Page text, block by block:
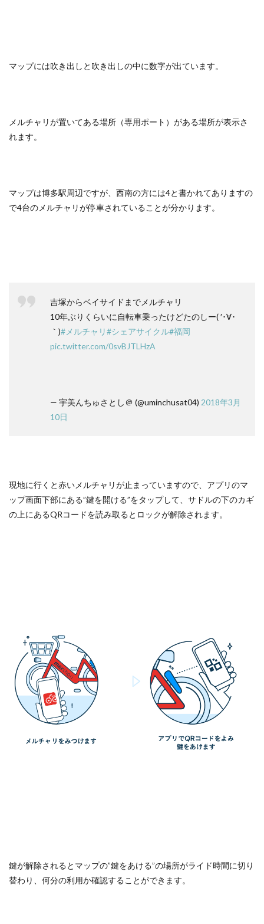
マップには吹き出しと吹き出しの中に数字が出ています。
メルチャリが置いてある場所（専用ポート）がある場所が表示さ
れます。
マップは博多駅周辺ですが、西南の方には4と書かれてありますの
で4台のメルチャリが停車されていることが分かります。
吉塚からベイサイドまでメルチャリ
10年ぶりくらいに自転車乗ったけどたのしー( ′･∀･
｀)#メルチャリ#シェアサイクル#福岡
pic.twitter.com/0svBJTLHzA
— 宇美んちゅさとし＠ (@uminchusat04) 2018年3月
10日
現地に行くと赤いメルチャリが止まっていますので、アプリのマ
ップ画面下部にある”鍵を開ける”をタップして、サドルの下のカギ
の上にあるQRコードを読み取るとロックが解除されます。
鍵が解除されるとマップの”鍵をあける”の場所がライド時間に切り
替わり、何分の利用か確認することができます。